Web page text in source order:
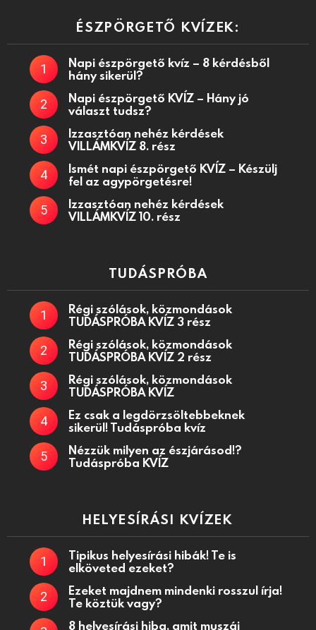
ÉSZPÖRGETŐ KVÍZEK:
Napi észpörgető kvíz – 8 kérdésből
hány sikerül?
Napi észpörgető KVÍZ – Hány jó
választ tudsz?
Izzasztóan nehéz kérdések
VILLÁMKVÍZ 8. rész
Ismét napi észpörgető KVÍZ – Készülj
fel az agypörgetésre!
Izzasztóan nehéz kérdések
VILLÁMKVÍZ 10. rész
TUDÁSPRÓBA
Régi szólások, közmondások
TUDÁSPRÓBA KVÍZ 3 rész
Régi szólások, közmondások
TUDÁSPRÓBA KVÍZ 2 rész
Régi szólások, közmondások
TUDÁSPRÓBA KVÍZ
Ez csak a legdörzsöltebbeknek
sikerül! Tudáspróba kvíz
Nézzük milyen az észjárásod!?
Tudáspróba KVÍZ
HELYESÍRÁSI KVÍZEK
Tipikus helyesírási hibák! Te is
elköveted ezeket?
Ezeket majdnem mindenki rosszul írja!
Te köztük vagy?
8 helyesírási hiba, amit muszáj